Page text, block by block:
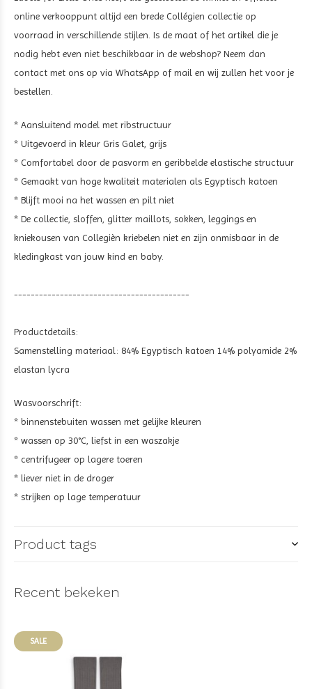
online verkooppunt altijd een brede Collégien collectie op
voorraad in verschillende stijlen. Is de maat of het artikel die je
nodig hebt even niet beschikbaar in de webshop? Neem dan
contact met ons op via WhatsApp of mail en wij zullen het voor je
bestellen.
* Aansluitend model met ribstructuur
* Uitgevoerd in kleur Gris Galet, grijs
* Comfortabel door de pasvorm en geribbelde elastische structuur
* Gemaakt van hoge kwaliteit materialen als Egyptisch katoen
* Blijft mooi na het wassen en pilt niet
* De collectie, sloffen, glitter maillots, sokken, leggings en
kniekousen van Collegièn kriebelen niet en zijn onmisbaar in de
kledingkast van jouw kind en baby.
------------------------------------------
Productdetails:
Samenstelling materiaal: 84% Egyptisch katoen 14% polyamide 2%
elastan lycra
Wasvoorschrift:
* binnenstebuiten wassen met gelijke kleuren
* wassen op 30°C, liefst in een waszakje
* centrifugeer op lagere toeren
* liever niet in de droger
* strijken op lage temperatuur
Product tags
Recent bekeken
SALE